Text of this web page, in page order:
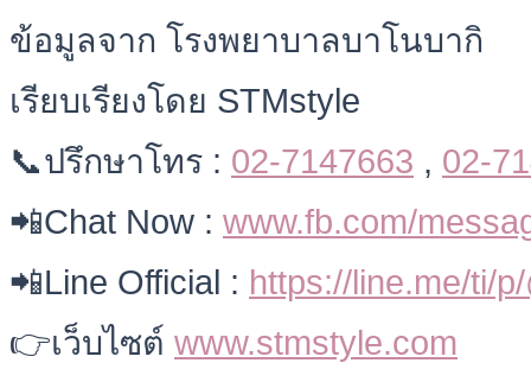
ข้อมูลจาก โรงพยาบาลบาโนบากิ
เรียบเรียงโดย STMstyle
📞ปรึกษาโทร : 02-7147663 , 02-
📲Chat Now : www.fb.com/
📲Line Official : https://line.me/ti/
👉เว็บไซต์ www.stmstyle.com